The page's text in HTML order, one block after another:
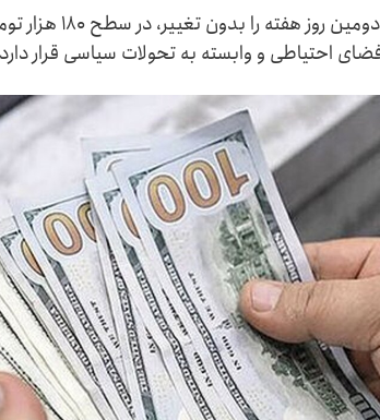
قیمت دلار در حالی
فضای احتیاطی و وابسته به تحولات سیاسی قرار